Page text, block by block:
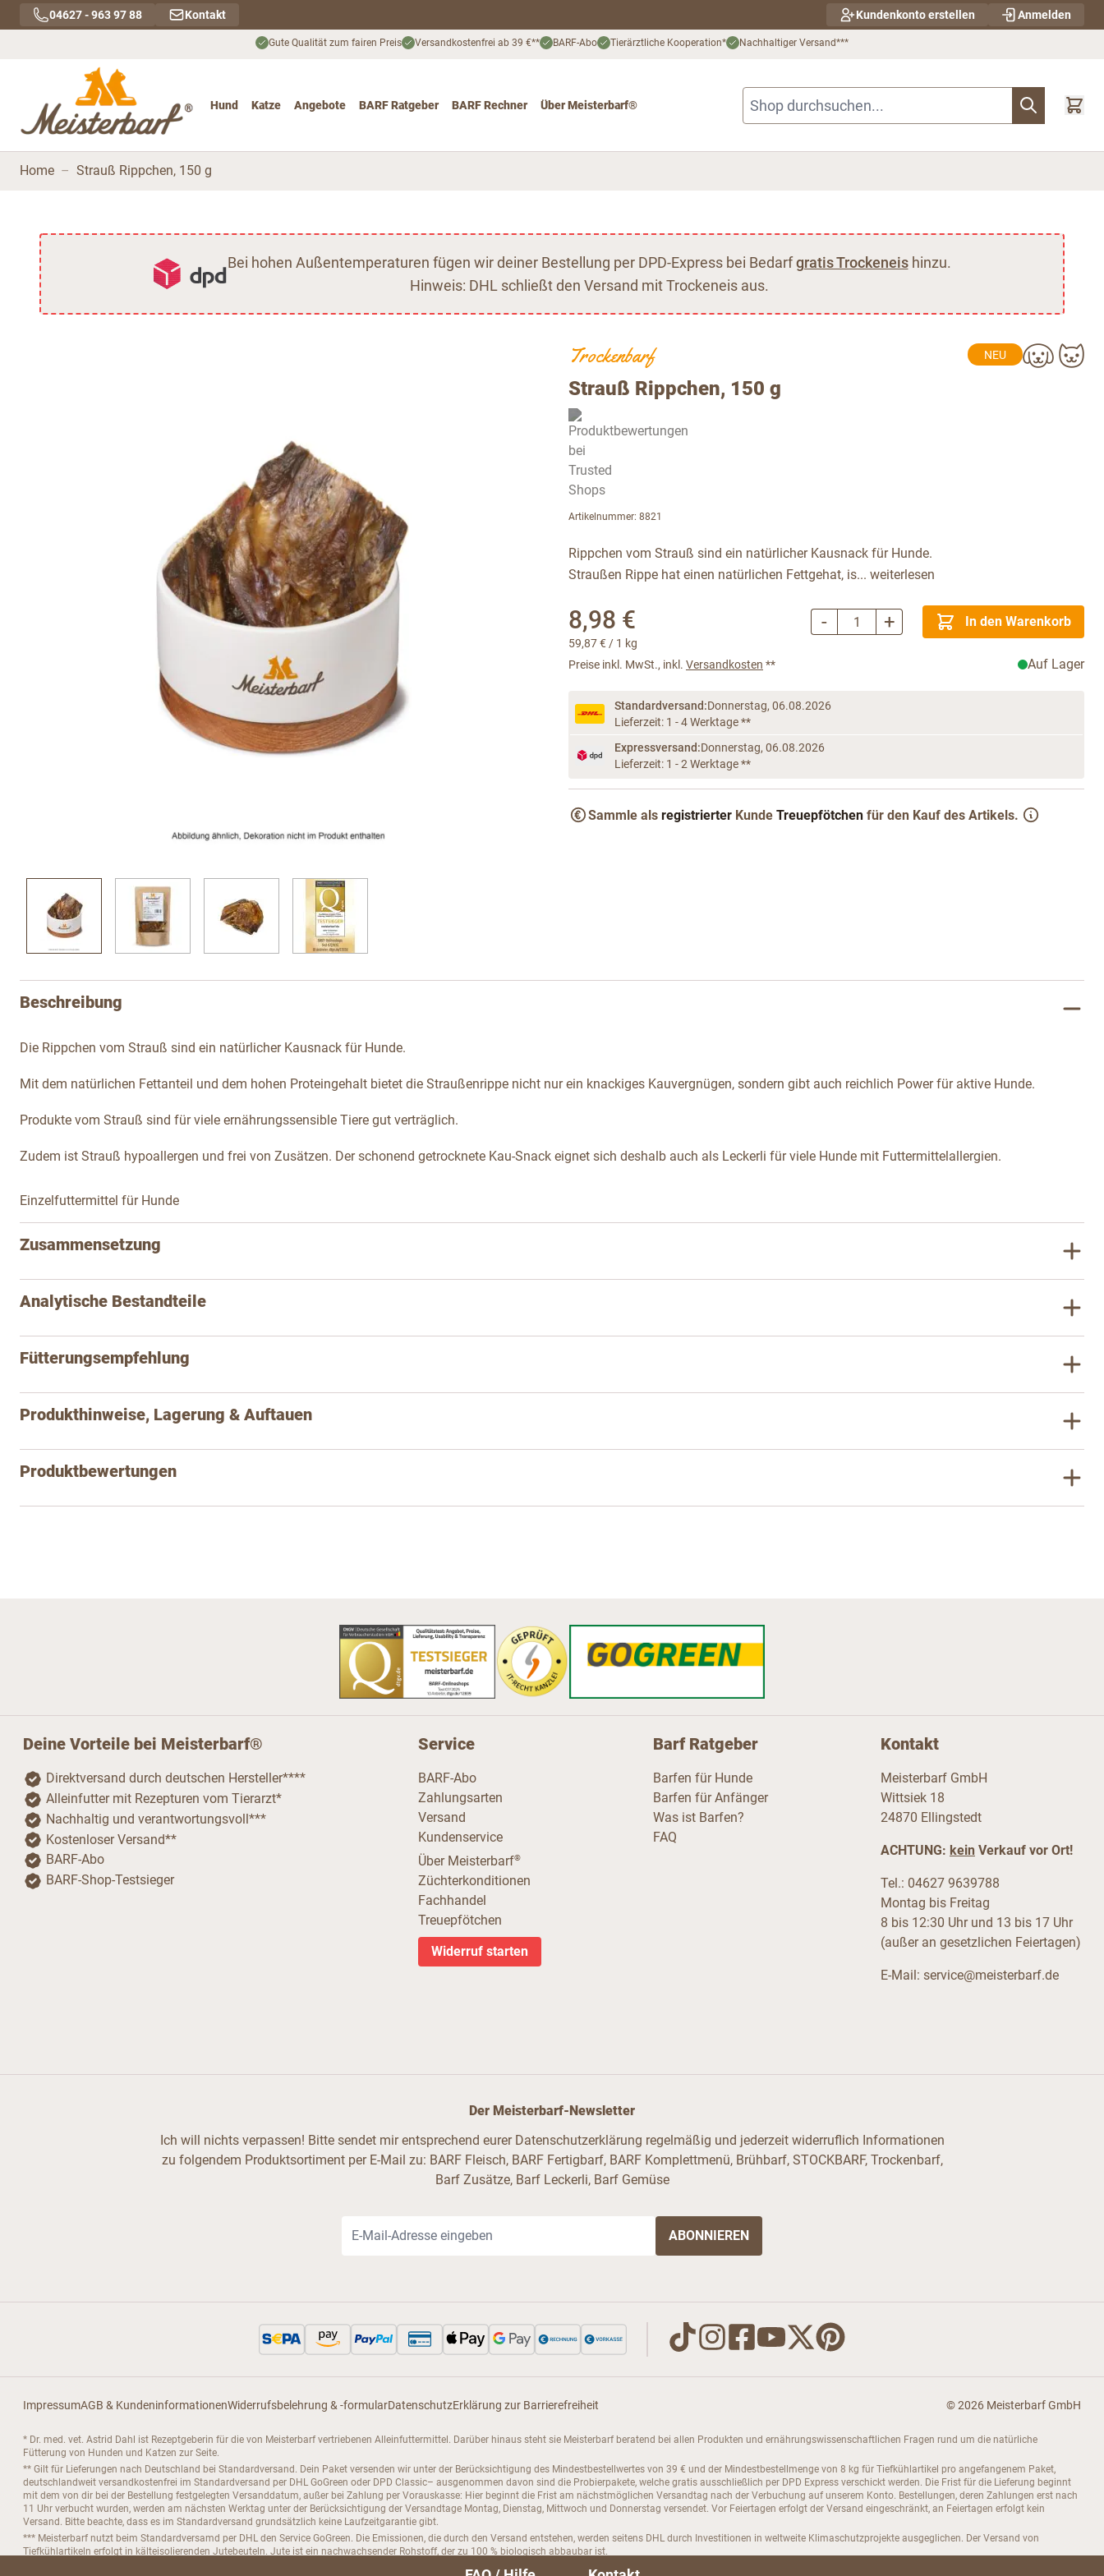
Direkt zum Inhalt
04627 - 963 97 88 Kontakt Kundenkonto erstellen Anmelden
Gute Qualität zum fairen Preis Versandkostenfrei ab 39 €** BARF-Abo Tierärztliche Kooperation* Nachhaltiger Versand***
Hund
Katze
Angebote
BARF Ratgeber BARF Rechner Über Meisterbarf®
Home – Strauß Rippchen, 150 g
Bei hohen Außentemperaturen fügen wir deiner Bestellung per DPD-Express bei Bedarfgratis Trockeneishinzu.
Hinweis: DHL schließt den Versand mit Trockeneis aus.
NEU
Trockenbarf
Strauß Rippchen, 150 g
View larger imageView larger imageView larger imageView larger image
Artikelnummer: 8821
Rippchen vom Strauß sind ein natürlicher Kausnack für Hunde.
Straußen Rippe hat einen natürlichen Fettgehat, is... weiterlesen
8,98 €
59,87 € / 1 kg
Preise inkl. MwSt., inkl. Versandkosten ** Auf Lager
Menge
- + In den Warenkorb
Standardversand:Donnerstag, 06.08.2026
Lieferzeit: 1 - 4 Werktage **
Expressversand:Donnerstag, 06.08.2026
Lieferzeit: 1 - 2 Werktage **
Sammle als registrierter Kunde Treuepfötchen für den Kauf des Artikels.
Beschreibung
Die Rippchen vom Strauß sind ein natürlicher Kausnack für Hunde.
Mit dem natürlichen Fettanteil und dem hohen Proteingehalt bietet die Straußenrippe nicht nur ein knackiges Kauvergnügen, sondern gibt auch reichlich Power für aktive Hunde.
Produkte vom Strauß sind für viele ernährungssensible Tiere gut verträglich.
Zudem ist Strauß hypoallergen und frei von Zusätzen. Der schonend getrocknete Kau-Snack eignet sich deshalb auch als Leckerli für viele Hunde mit Futtermittelallergien.
Einzelfuttermittel für Hunde
Zusammensetzung
Analytische Bestandteile
Fütterungsempfehlung
Produkthinweise, Lagerung & Auftauen
Produktbewertungen
Deine Vorteile bei Meisterbarf®
Direktversand durch deutschen Hersteller****
Alleinfutter mit Rezepturen vom Tierarzt*
Nachhaltig und verantwortungsvoll***
Kostenloser Versand**
BARF-Abo
BARF-Shop-Testsieger
Service
BARF-Abo
Zahlungsarten
Versand
Kundenservice
Über Meisterbarf®
Züchterkonditionen
Fachhandel
Treuepfötchen
Widerruf starten
Barf Ratgeber
Barfen für Hunde
Barfen für Anfänger
Was ist Barfen?
FAQ
Kontakt
Meisterbarf GmbH
Wittsiek 18
24870 Ellingstedt
ACHTUNG: kein Verkauf vor Ort!
Tel.: 04627 9639788
Montag bis Freitag
8 bis 12:30 Uhr und 13 bis 17 Uhr
(außer an gesetzlichen Feiertagen)
E-Mail: service@meisterbarf.de
Der Meisterbarf-Newsletter
Ich will nichts verpassen! Bitte sendet mir entsprechend eurer Datenschutzerklärung regelmäßig und jederzeit widerruflich Informationen
zu folgendem Produktsortiment per E-Mail zu: BARF Fleisch, BARF Fertigbarf, BARF Komplettmenü, Brühbarf, STOCKBARF, Trockenbarf,
Barf Zusätze, Barf Leckerli, Barf Gemüse
ImpressumAGB & KundeninformationenWiderrufsbelehrung & -formularDatenschutzErklärung zur Barrierefreiheit © 2026 Meisterbarf GmbH
* Dr. med. vet. Astrid Dahl ist Rezeptgeberin für die von Meisterbarf vertriebenen Alleinfuttermittel. Darüber hinaus steht sie Meisterbarf beratend bei allen Produkten und ernährungswissenschaftlichen Fragen rund um die natürliche
Fütterung von Hunden und Katzen zur Seite.
** Gilt für Lieferungen nach Deutschland bei Standardversand. Dein Paket versenden wir unter der Berücksichtigung des Mindestbestellwertes von 39 € und der Mindestbestellmenge von 8 kg für Tiefkühlartikel pro angefangenem Paket,
deutschlandweit versandkostenfrei im Standardversand per DHL GoGreen oder DPD Classic– ausgenommen davon sind die Probierpakete, welche gratis ausschließlich per DPD Express verschickt werden. Die Frist für die Lieferung beginnt
mit dem von dir bei der Bestellung festgelegten Versanddatum, außer bei Zahlung per Vorauskasse: Hier beginnt die Frist am nächstmöglichen Versandtag nach der Verbuchung auf unserem Konto. Bestellungen, deren Zahlungen erst nach
11 Uhr verbucht wurden, werden am nächsten Werktag unter der Berücksichtigung der Versandtage Montag, Dienstag, Mittwoch und Donnerstag versendet. Vor Feiertagen erfolgt der Versand eingeschränkt, an Feiertagen erfolgt kein
Versand. Bitte beachte, dass es im Standardversand grundsätzlich keine Laufzeitgarantie gibt.
*** Meisterbarf nutzt beim Standardversamd per DHL den Service GoGreen. Die Emissionen, die durch den Versand entstehen, werden seitens DHL durch Investitionen in weltweite Klimaschutzprojekte ausgeglichen. Der Versand von
Tiefkühlartikeln erfolgt in kälteisolierenden Jutebeuteln. Jute ist ein nachwachsender Rohstoff, der zu 100 % biologisch abbaubar ist.
**** Meisterbarf Barf, Brühbarf und Stockbarf werden direkt vom deutschen Hersteller verschickt. Kauartikel und Barf Zusätze werden von deutschen Firmen zugeliefert und von Ellingstedt aus versendet.